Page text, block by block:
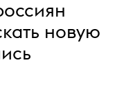
новую